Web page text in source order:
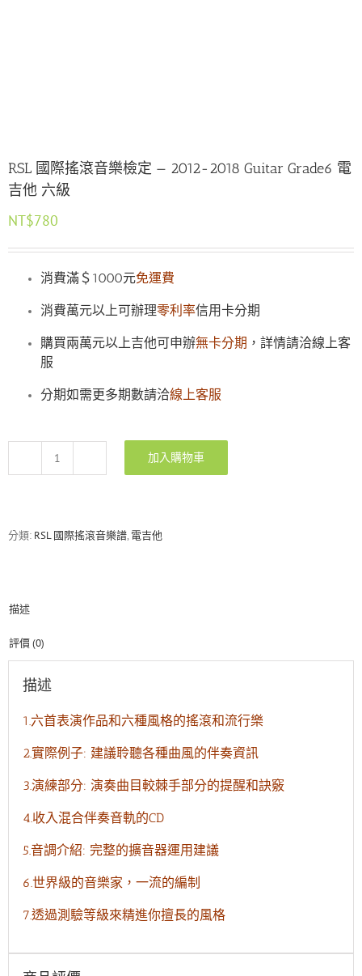
RSL 國際搖滾音樂檢定 — 2012-2018 Guitar Grade6 電
吉他 六級
NT$780
消費滿＄1000元免運費
消費萬元以上可辦理零利率信用卡分期
購買兩萬元以上吉他可申辦無卡分期 ，詳情請洽線上客
服
分期如需更多期數請洽線上客服
RSL
滾
Guitar
他
級
量
加入購物車
分類: RSL 國際搖滾音樂譜, 電吉他
描述
評價 (0)
描述
1.六首表演作品和六種風格的搖滾和流行樂
2.實際例子: 建議聆聽各種曲風的伴奏資訊
3.演練部分: 演奏曲目較棘手部分的提醒和訣竅
4.收入混合伴奏音軌的CD
5.音調介紹: 完整的擴音器運用建議
6.世界級的音樂家，一流的編制
7.透過測驗等級來精進你擅長的風格